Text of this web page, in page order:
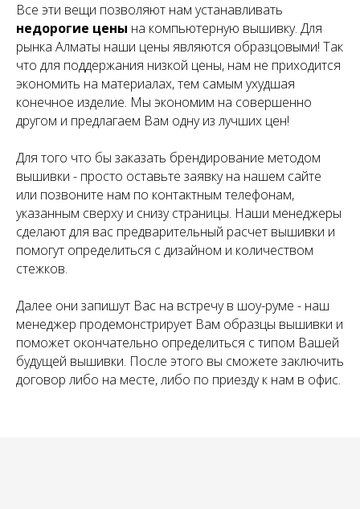
Все эти вещи позволяют нам устанавливать
недорогие цены на компьютерную вышивку. Для
рынка Алматы наши цены являются образцовыми! Так
что для поддержания низкой цены, нам не приходится
экономить на материалах, тем самым ухудшая
конечное изделие. Мы экономим на совершенно
другом и предлагаем Вам одну из лучших цен!
Для того что бы заказать брендирование методом
вышивки - просто оставьте заявку на нашем сайте
или позвоните нам по контактным телефонам,
указанным сверху и снизу страницы. Наши менеджеры
сделают для вас предварительный расчет вышивки и
помогут определиться с дизайном и количеством
стежков.
Далее они запишут Вас на встречу в шоу-руме - наш
менеджер продемонстрирует Вам образцы вышивки и
поможет окончательно определиться с типом Вашей
будущей вышивки. После этого вы сможете заключить
договор либо на месте, либо по приезду к нам в офис.